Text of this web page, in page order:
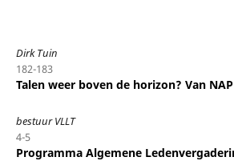
Dirk Tuin
182-183
Talen weer boven de horizon? Van
bestuur VLLT
4-5
Programma Algemene